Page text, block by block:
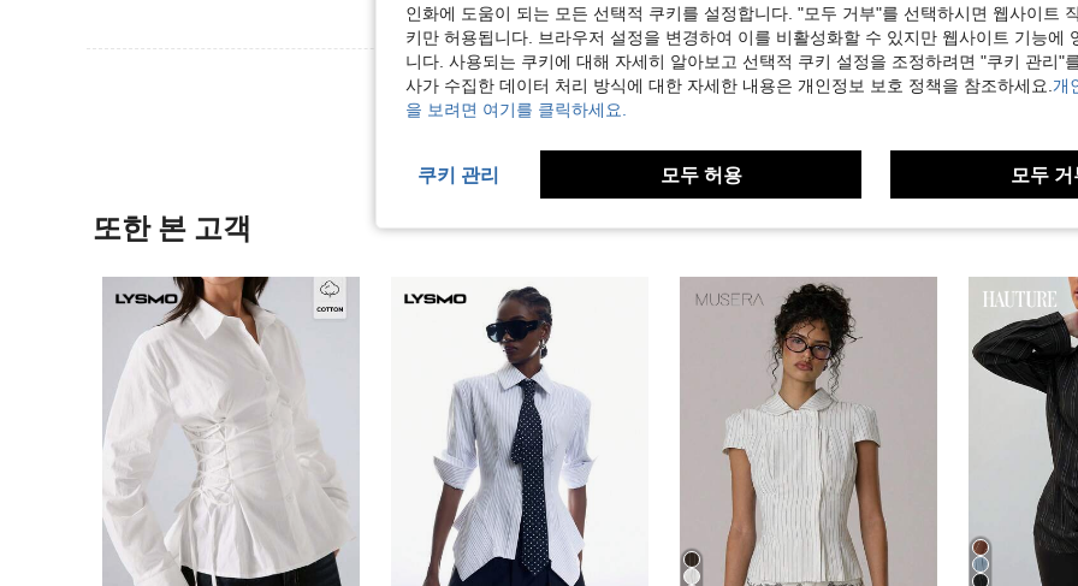
도움이 됨 (0)
리뷰 더 보기
또한 본 고객
인화에 도움이 되는 모든 선택적 쿠키를 설정합니다. "모두 거부"를 선택하시면 웹사이트
키만 허용됩니다. 브라우저 설정을 변경하여 이를 비활성화할 수 있지만 웹사이트 기능에
니다. 사용되는 쿠키에 대해 자세히 알아보고 선택적 쿠키 설정을 조정하려면 "쿠키 관리"
사가 수집한 데이터 처리 방식에 대한 자세한 내용은 개인정보 보호 정책을 참조하세요. 개
을 보려면 여기를 클릭하세요.
쿠키 관리 모두 허용 모두 거